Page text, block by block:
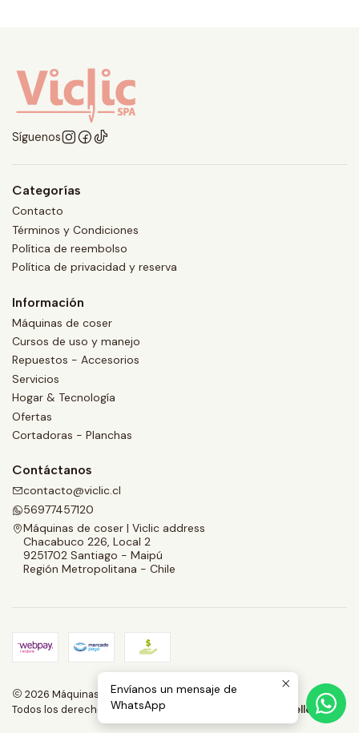
Síguenos
Categorías
Contacto
Términos y Condiciones
Política de reembolso
Política de privacidad y reserva
Información
Máquinas de coser
Cursos de uso y manejo
Repuestos - Accesorios
Servicios
Hogar & Tecnología
Ofertas
Cortadoras - Planchas
Contáctanos
contacto@viclic.cl
56977457120
Máquinas de coser | Viclic address
Chacabuco 226, Local 2
9251702 Santiago - Maipú
Región Metropolitana - Chile
2026 Máquinas de coser | Viclic Spa.
Todos los derechos reservados.
Desarrollado por Jumpseller.
Envíanos un mensaje de
WhatsApp